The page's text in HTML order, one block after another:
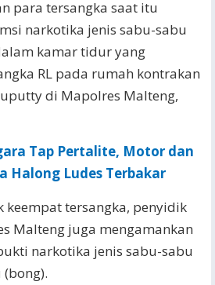
para tersangka saat itu
narkotika jenis sabu-sabu
kamar tidur yang
RL pada rumah kontrakan
di Mapolres Malteng,
Tap Pertalite, Motor dan
Halong Ludes Terbakar
keempat tersangka, penyidik
Malteng juga mengamankan
narkotika jenis sabu-sabu